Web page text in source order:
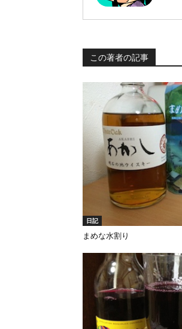
この著者の記事
日記
まめな水割り